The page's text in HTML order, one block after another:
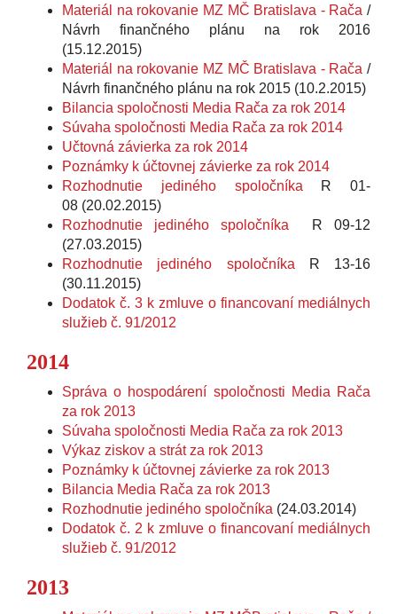
Materiál na rokovanie MZ MČ Bratislava - Rača /
Návrh finančného plánu na rok 2016
(15.12.2015)
Materiál na rokovanie MZ MČ Bratislava - Rača /
Návrh finančného plánu na rok 2015 (10.2.2015)
Bilancia spoločnosti Media Rača za rok 2014
Súvaha spoločnosti Media Rača za rok 2014
Učtovná závierka za rok 2014
Poznámky k účtovnej závierke za rok 2014
Rozhodnutie jediného spoločníka R 01-
08 (20.02.2015)
Rozhodnutie jediného spoločníka
R 09-12
(27.03.2015)
Rozhodnutie jediného spoločníka R 13-16
(30.11.2015)
Dodatok č. 3 k zmluve o financovaní mediálnych
služieb č. 91/2012
2014
Správa o hospodárení spoločnosti Media Rača
za rok 2013
Súvaha spoločnosti Media Rača za rok 2013
Výkaz ziskov a strát za rok 2013
Poznámky k účtovnej závierke za rok 2013
Bilancia Media Rača za rok 2013
Rozhodnutie jediného spoločníka (24.03.2014)
Dodatok č. 2 k zmluve o financovaní mediálnych
služieb č. 91/2012
2013